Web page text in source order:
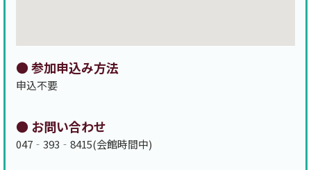
● 参加申込み方法
申込不要
● お問い合わせ
047‐393‐8415(会館時間中)